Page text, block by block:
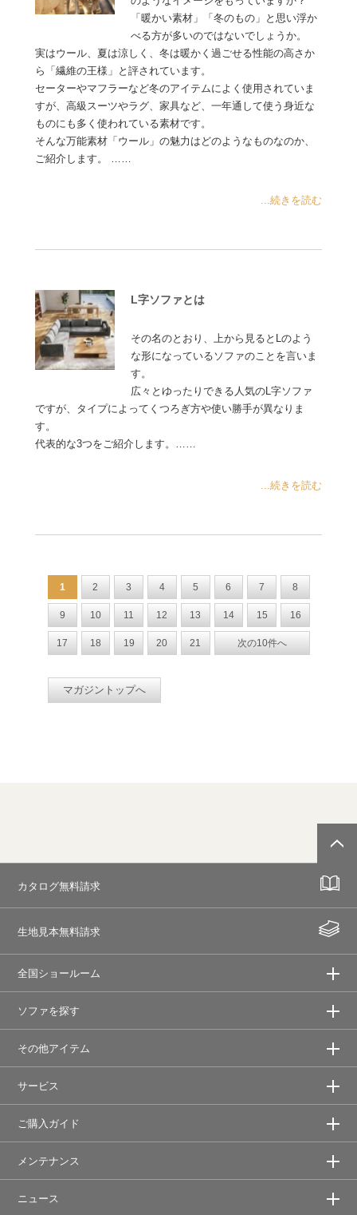
「暖かい素材」「冬のもの」と思い浮か
べる方が多いのではないでしょうか。
実はウール、夏は涼しく、冬は暖かく過ごせる性能の高さか
ら「繊維の王様」と評されています。
セーターやマフラーなど冬のアイテムによく使用されていま
すが、高級スーツやラグ、家具など、一年通して使う身近な
ものにも多く使われている素材です。
そんな万能素材「ウール」の魅力はどのようなものなのか、
ご紹介します。 ……
...続きを読む
L字ソファとは
その名のとおり、上から見るとLのよう
な形になっているソファのことを言いま
す。
広々とゆったりできる人気のL字ソファ
ですが、タイプによってくつろぎ方や使い勝手が異なりま
す。
代表的な3つをご紹介します。……
...続きを読む
1 2 3 4 5 6 7 8
9 10 11 12 13 14 15 16
17 18 19 20 21 次の10件へ
マガジントップへ
カタログ無料請求
生地見本無料請求
全国ショールーム
ソファを探す
その他アイテム
サービス
ご購入ガイド
メンテナンス
ニュース